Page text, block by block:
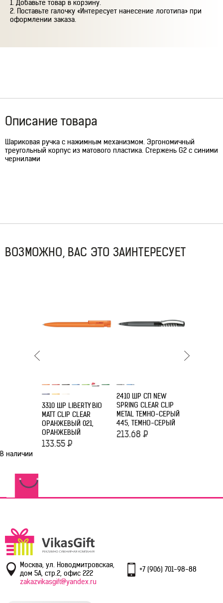
Добавьте товар в корзину.
Поставьте галочку «Интересует нанесение логотипа» при
оформлении заказа.
Описание товара
Шариковая ручка с нажимным механизмом. Эргономичный
треугольный корпус из матового пластика. Стержень G2 c синими
чернилами
ВОЗМОЖНО, ВАС ЭТО ЗАИНТЕРЕСУЕТ
3310 ШР LIBERTY BIO
MATT CLIP CLEAR
ОРАНЖЕВЫЙ 021,
ОРАНЖЕВЫЙ
133.55 Р
2410 ШР СП NEW
SPRING CLEAR CLIP
METAL ТЕМНО-СЕРЫЙ
445, ТЕМНО-СЕРЫЙ
213.68 Р
В наличии
Москва, ул. Новодмитровская,
дом 5А, стр.2, офис 222
+7 (906) 701-98-88
zakazvikasgift@yandex.ru